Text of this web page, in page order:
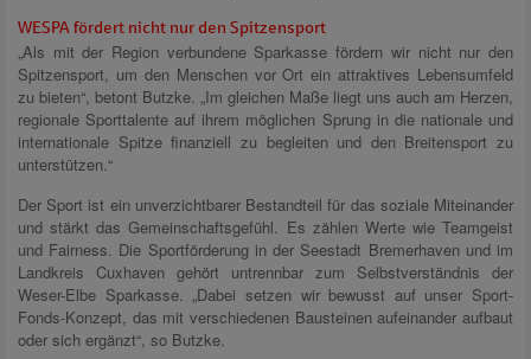
WESPA fördert nicht nur den Spitzensport
„Als mit der Region verbundene Sparkasse fördern wir nicht nur den
Spitzensport, um den Menschen vor Ort ein attraktives Lebensumfeld
zu bieten“, betont Butzke. „Im gleichen Maße liegt uns auch am Herzen,
regionale Sporttalente auf ihrem möglichen Sprung in die nationale und
internationale Spitze finanziell zu begleiten und den Breitensport zu
unterstützen.“
Der Sport ist ein unverzichtbarer Bestandteil für das soziale Miteinander
und stärkt das Gemeinschaftsgefühl. Es zählen Werte wie Teamgeist
und Fairness. Die Sportförderung in der Seestadt Bremerhaven und im
Landkreis Cuxhaven gehört untrennbar zum Selbstverständnis der
Weser-Elbe Sparkasse. „Dabei setzen wir bewusst auf unser Sport-
Fonds-Konzept, das mit verschiedenen Bausteinen aufeinander aufbaut
oder sich ergänzt“, so Butzke.